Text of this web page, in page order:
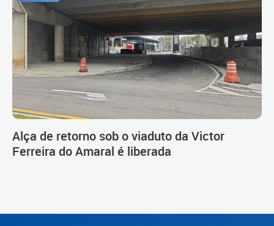
Alça de retorno sob o viaduto da Victor
Ferreira do Amaral é liberada